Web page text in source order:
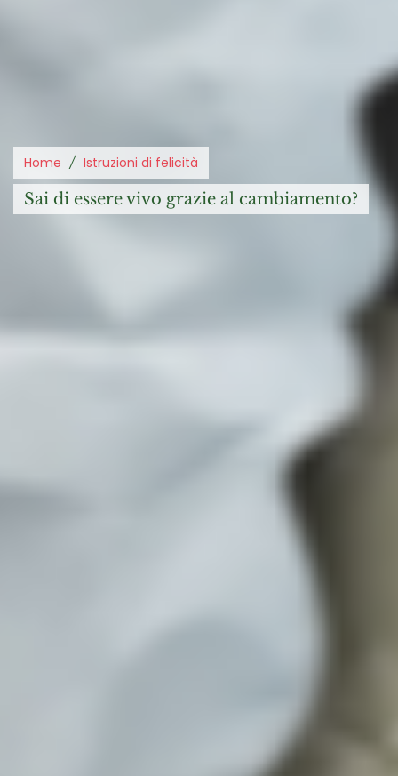
Home Istruzioni di felicità
sai di essere vivo grazie al cambiamento?